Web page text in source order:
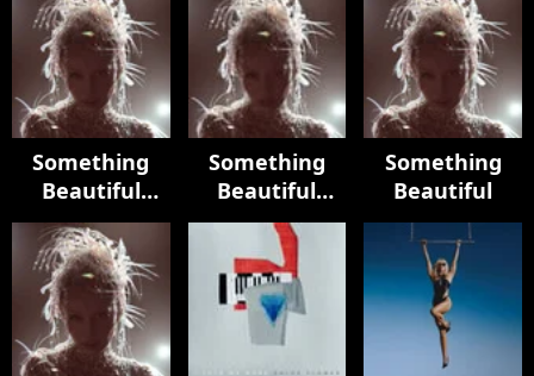
Something
Beautiful
(Deluxe)
Something
Beautiful
(Edits)
Something
Beautiful